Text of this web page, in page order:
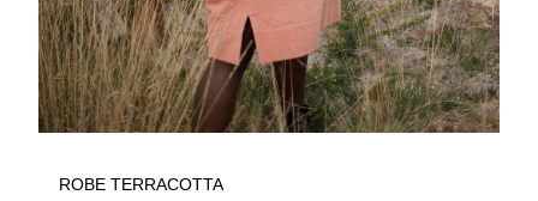
ROBE TERRACOTTA